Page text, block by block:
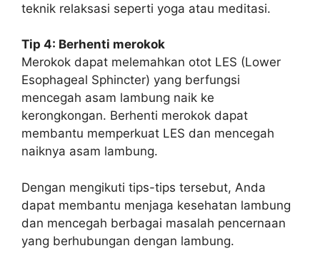
teknik relaksasi seperti yoga atau meditasi.
Tip 4: Berhenti merokok
Merokok dapat melemahkan otot LES (Lower
Esophageal Sphincter) yang berfungsi
mencegah asam lambung naik ke
kerongkongan. Berhenti merokok dapat
membantu memperkuat LES dan mencegah
naiknya asam lambung.
Dengan mengikuti tips-tips tersebut, Anda
dapat membantu menjaga kesehatan lambung
dan mencegah berbagai masalah pencernaan
yang berhubungan dengan lambung.